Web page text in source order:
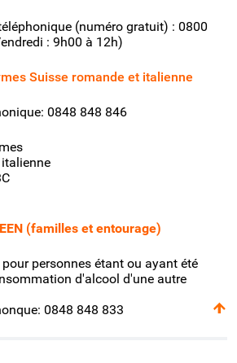
(numéro gratuit) : 0800
: 9h00 à 12h)
Suisse romande et italienne
0848 848 846
(familles et entourage)
personnes étant ou ayant été
d'alcool d'une autre
0848 848 833